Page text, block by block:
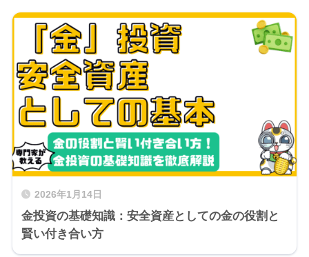
2026年1月14日
金投資の基礎知識：安全資産としての金の役割と
賢い付き合い方